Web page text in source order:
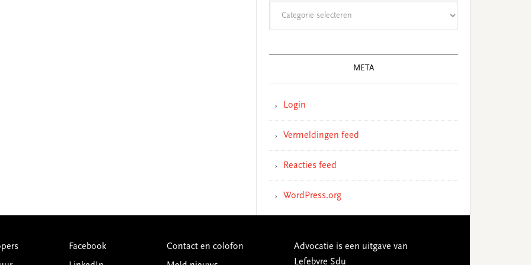
META
Login
Vermeldingen feed
Reacties feed
WordPress.org
Facebook
Contact en colofon
Advocatie is een uitgave van
Lefebvre Sdu